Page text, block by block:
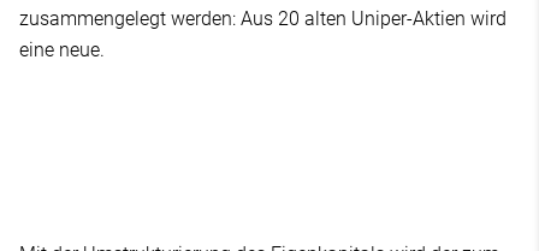
zusammengelegt werden: Aus 20 alten Uniper-Aktien wird
eine neue.